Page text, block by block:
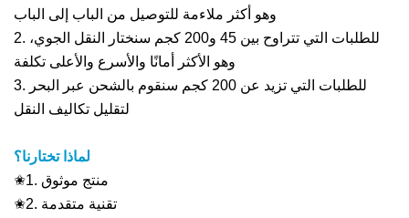
وهو أكثر ملاءمة للتوصيل من الباب إلى الباب
2. للطلبات التي تتراوح بين 45 و200 كجم سنختار النقل الجوي،
وهو الأكثر أمانًا والأسرع والأعلى تكلفة
3. للطلبات التي تزيد عن 200 كجم سنقوم بالشحن عبر البحر
لتقليل تكاليف النقل
لماذا تختارنا؟
✬1. منتج موثوق
✬2. تقنية متقدمة